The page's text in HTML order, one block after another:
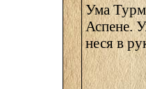
Ума
Аспене.
неся в